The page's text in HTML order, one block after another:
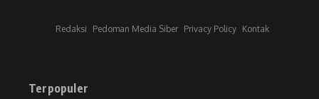
Redaksi Pedoman Media Siber Privacy Policy Kontak
Terpopuler